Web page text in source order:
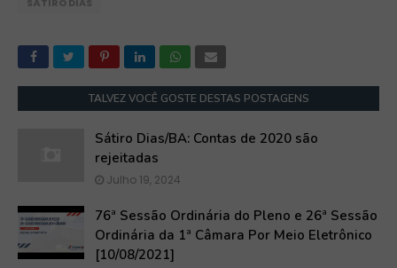
TALVEZ VOCÊ GOSTE DESTAS POSTAGENS
Sátiro Dias/BA: Contas de 2020 são
rejeitadas
Julho 19, 2024
76ª Sessão Ordinária do Pleno e 26ª Sessão
Ordinária da 1ª Câmara Por Meio Eletrônico
[10/08/2021]